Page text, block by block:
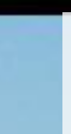
Direkt